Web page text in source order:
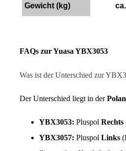
Gewicht (kg)
FAQs zur Yuasa YBX3053
Was ist der Unterschied zur
Der Unterschied liegt in der
YBX3053: Pluspol Rechts
YBX3057: Pluspol Links